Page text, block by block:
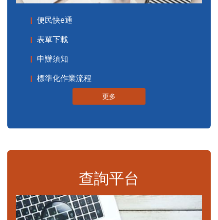
便民快e通
表單下載
申辦須知
標準化作業流程
更多
查詢平台